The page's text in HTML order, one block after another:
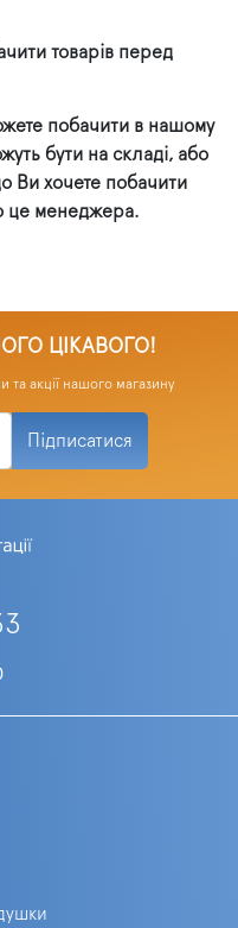
товарів перед
побачити в нашому
бути на складі, або
Ви хочете побачити
це менеджера.
ЦІКАВОГО!
та акції нашого магазину
Підписатися